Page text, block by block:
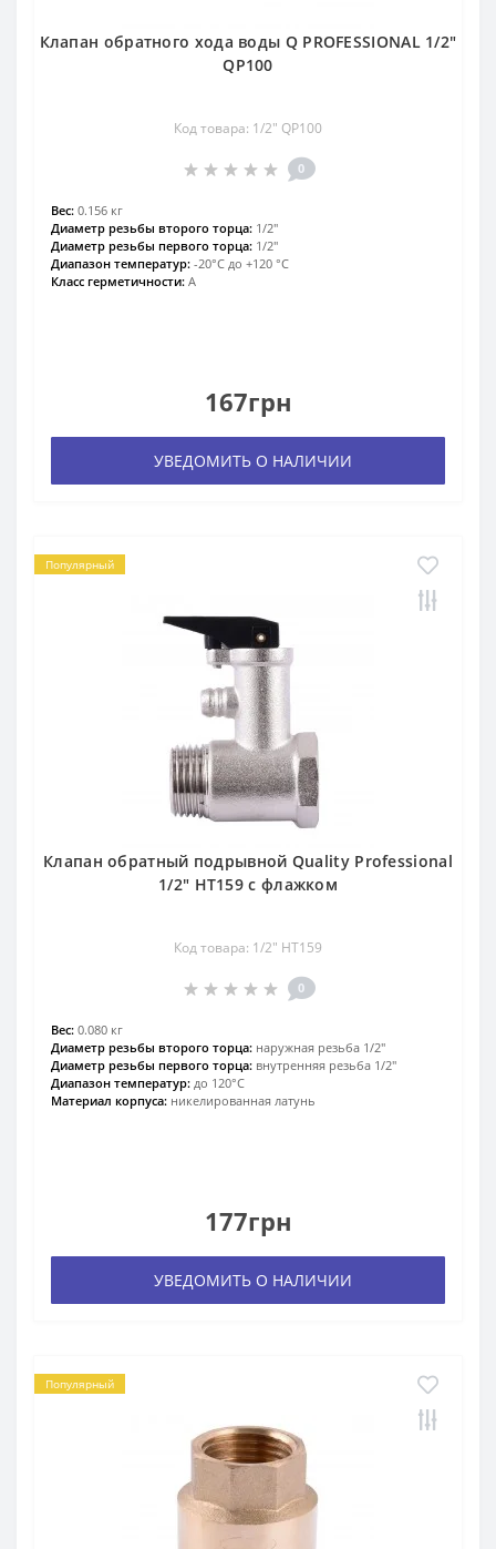
Клапан обратного хода воды Q PROFESSIONAL 1/2″
QP100
Код товара: 1/2″ QP100
0
Вес: 0.156 кг
Диаметр резьбы второго торца: 1/2″
Диаметр резьбы первого торца: 1/2″
Диапазон температур: -20°С до +120 °С
Класс герметичности: А
167грн
УВЕДОМИТЬ О НАЛИЧИИ
Популярный
Клапан обратный подрывной Quality Professional
1/2″ HT159 с флажком
Код товара: 1/2″ HT159
0
Вес: 0.080 кг
Диаметр резьбы второго торца: наружная резьба 1/2″
Диаметр резьбы первого торца: внутренняя резьба 1/2″
Диапазон температур: до 120°С
Материал корпуса: никелированная латунь
177грн
УВЕДОМИТЬ О НАЛИЧИИ
Популярный